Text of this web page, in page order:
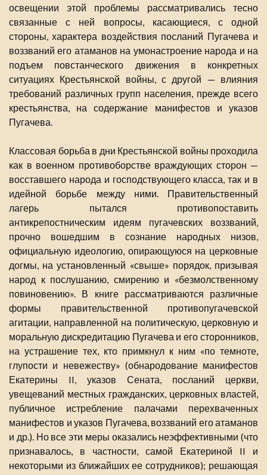
освещении этой проблемы рассматривались тесно
связанные с ней вопросы, касающиеся, с одной
стороны, характера воздействия посланий Пугачева и
воззваний его атаманов на умонастроение народа и на
подъем повстанческого движения в конкретных
ситуациях Крестьянской войны, с другой — влияния
требований различных групп населения, прежде всего
крестьянства, на содержание манифестов и указов
Пугачева.
Классовая борьба в дни Крестьянской войны проходила
как в военном противоборстве враждующих сторон —
восставшего народа и господствующего класса, так и в
идейной борьбе между ними. Правительственный
лагерь пытался противопоставить
антикрепостническим идеям пугачевских воззваний,
прочно вошедшим в сознание народных низов,
официальную идеологию, опирающуюся на церковные
догмы, на установленный «свыше» порядок, призывая
народ к послушанию, смирению и «безмолственному
повиновению». В книге рассматриваются различные
формы правительственной противопугачевской
агитации, направленной на политическую, церковную и
моральную дискредитацию Пугачева и его сторонников,
на устрашение тех, кто примкнул к ним «по темноте,
глупости и невежеству» (обнародование манифестов
Екатерины II, указов Сената, посланий церкви,
увещеваний местных гражданских, церковных властей,
публичное истребление палачами перехваченных
манифестов и указов Пугачева, воззваний его атаманов
и др.). Но все эти меры оказались неэффективными (что
признавалось, в частности, самой Екатериной II и
некоторыми из ближайших ее сотрудников); решающая